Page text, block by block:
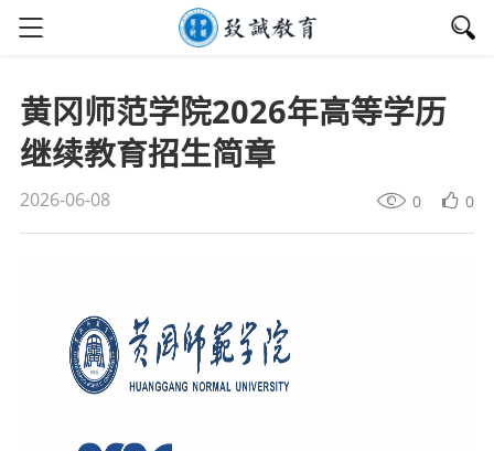
黄冈师范学院2026年高等学历
继续教育招生简章
2026-06-08 0 0